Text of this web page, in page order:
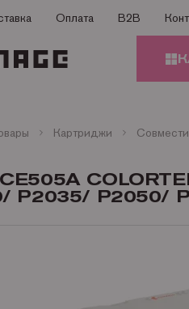
Оплата B2B
Картриджи
CE505A
P2035/ P2050/